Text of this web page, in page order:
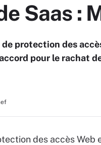
Saas :
protection des
pour le rachat
des accès Web